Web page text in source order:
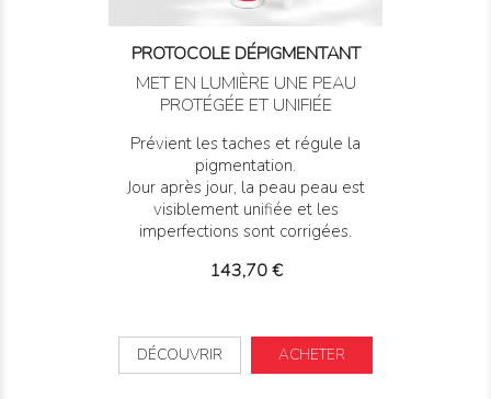
PROTOCOLE DÉPIGMENTANT
MET EN LUMIÈRE UNE PEAU
PROTÉGÉE ET UNIFIÉE
Prévient les taches et régule la
pigmentation.
Jour après jour, la peau peau est
visiblement unifiée et les
imperfections sont corrigées.
Prix
143,70 €
DÉCOUVRIR ACHETER